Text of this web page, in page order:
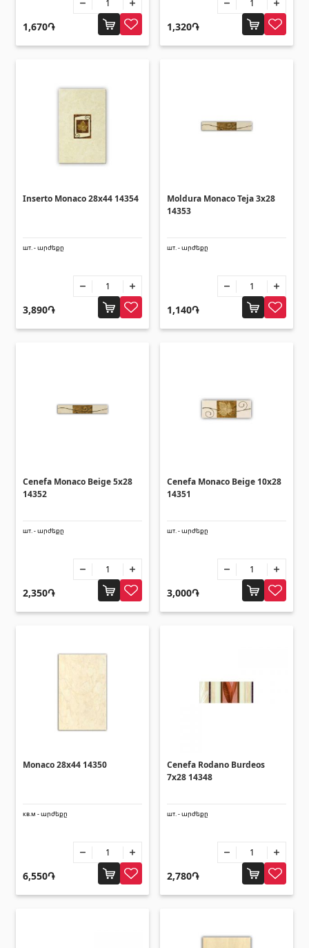
1,670֏ 1,320֏
Inserto Monaco 28x44 14354
шт. - արժեքը
3,890֏
Moldura Monaco Teja 3x28
14353
шт. - արժեքը
1,140֏
Cenefa Monaco Beige 5x28
14352
шт. - արժեքը
2,350֏
Cenefa Monaco Beige 10x28
14351
шт. - արժեքը
3,000֏
Monaco 28x44 14350
кв.м - արժեքը
6,550֏
Cenefa Rodano Burdeos
7x28 14348
шт. - արժեքը
2,780֏